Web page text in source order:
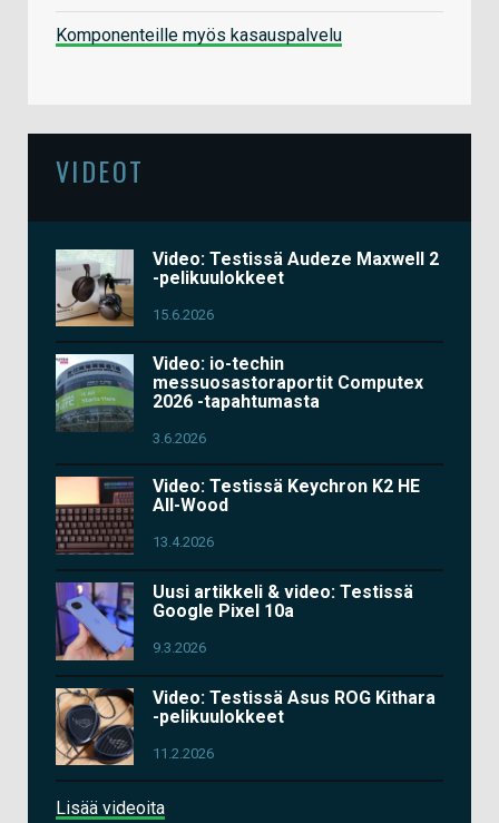
Komponenteille myös kasauspalvelu
VIDEOT
Video: Testissä Audeze Maxwell 2
-pelikuulokkeet
15.6.2026
Video: io-techin
messuosastoraportit Computex
2026 -tapahtumasta
3.6.2026
Video: Testissä Keychron K2 HE
All-Wood
13.4.2026
Uusi artikkeli & video: Testissä
Google Pixel 10a
9.3.2026
Video: Testissä Asus ROG Kithara
-pelikuulokkeet
11.2.2026
Lisää videoita